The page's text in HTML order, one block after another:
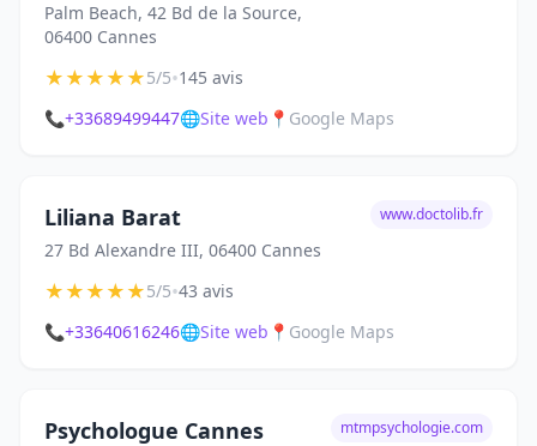
Palm Beach, 42 Bd de la Source,
06400 Cannes
★★★★★5/5•145 avis
📞+33689499447🌐Site web 📍 Google Maps
Liliana Barat
27 Bd Alexandre III, 06400 Cannes
www.doctolib.fr
★★★★★5/5•43 avis
📞+33640616246🌐Site web 📍 Google Maps
Psychologue Cannes
mtmpsychologie.com